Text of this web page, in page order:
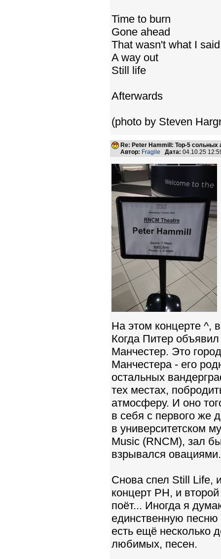
Time to burn
Gone ahead
That wasn't what I said
A way out
Still life
Afterwards
(photo by Steven
Re: Peter Hammill: Top-5 сольных
Автор: Fragile Дата: 04.10.25
На этом концерте ^,
Когда Питер
Манчестер. Это
Манчестера - его
остальных
тех местах,
атмосферу. И оно
в себя с первого же
в университетском
Music (RNCM), зал
взрывался
Снова спел Still Life,
концерт PH, и
поёт... Иногда я
единственную
есть ещё несколько
любимых, песен.